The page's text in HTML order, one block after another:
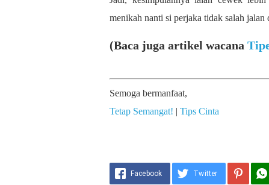
menikah nanti si perjaka tidak salah jalan
(Baca juga artikel wacana
Semoga bermanfaat,
Tetap Semangat! | Tips Cinta
Facebook Twitter